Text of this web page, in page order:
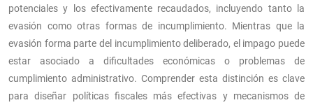
potenciales y los efectivamente recaudados, incluyendo tanto la
evasión como otras formas de incumplimiento. Mientras que la
evasión forma parte del incumplimiento deliberado, el impago puede
estar asociado a dificultades económicas o problemas de
cumplimiento administrativo. Comprender esta distinción es clave
para diseñar políticas fiscales más efectivas y mecanismos de